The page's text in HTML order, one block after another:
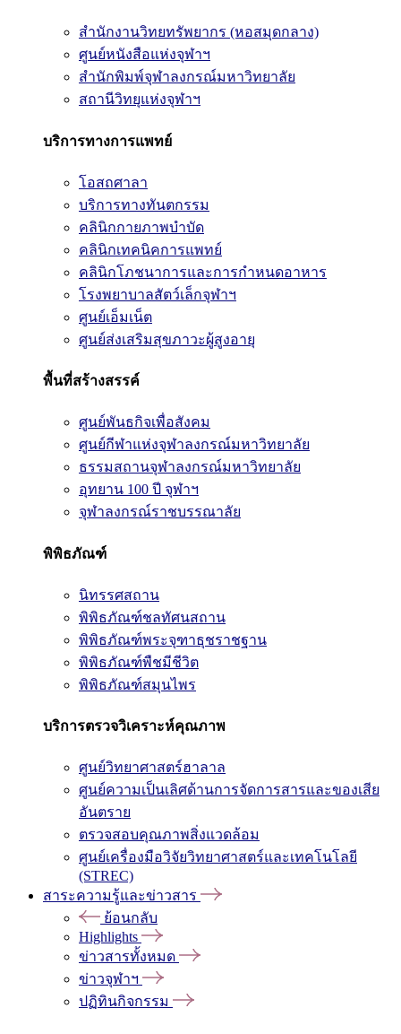
สำนักงานวิทยทรัพยากร (หอสมุดกลาง)
ศูนย์หนังสือแห่งจุฬาฯ
สำนักพิมพ์จุฬาลงกรณ์มหาวิทยาลัย
สถานีวิทยุแห่งจุฬาฯ
บริการทางการแพทย์
โอสถศาลา
บริการทางทันตกรรม
คลินิกกายภาพบำบัด
คลินิกเทคนิคการแพทย์
คลินิกโภชนาการและการกำหนดอาหาร
โรงพยาบาลสัตว์เล็กจุฬาฯ
ศูนย์เอ็มเน็ต
ศูนย์ส่งเสริมสุขภาวะผู้สูงอายุ
พื้นที่สร้างสรรค์
ศูนย์พันธกิจเพื่อสังคม
ศูนย์กีฬาแห่งจุฬาลงกรณ์มหาวิทยาลัย
ธรรมสถานจุฬาลงกรณ์มหาวิทยาลัย
อุทยาน 100 ปี จุฬาฯ
จุฬาลงกรณ์ราชบรรณาลัย
พิพิธภัณฑ์
นิทรรศสถาน
พิพิธภัณฑ์ชลทัศนสถาน
พิพิธภัณฑ์พระจุฑาธุชราชฐาน
พิพิธภัณฑ์พืชมีชีวิต
พิพิธภัณฑ์สมุนไพร
บริการตรวจวิเคราะห์คุณภาพ
ศูนย์วิทยาศาสตร์ฮาลาล
ศูนย์ความเป็นเลิศด้านการจัดการสารและของเสีย
อันตราย
ตรวจสอบคุณภาพสิ่งแวดล้อม
ศูนย์เครื่องมือวิจัยวิทยาศาสตร์และเทคโนโลยี
(STREC)
สาระความรู้และข่าวสาร
ย้อนกลับ
Highlights
ข่าวสารทั้งหมด
ข่าวจุฬาฯ
ปฏิทินกิจกรรม